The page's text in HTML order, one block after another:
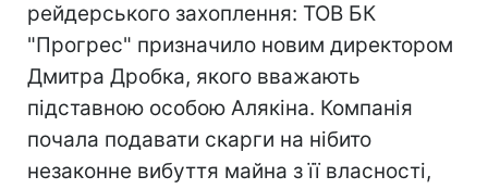
рейдерського захоплення: ТОВ БК
"Прогрес" призначило новим директором
Дмитра Дробка, якого вважають
підставною особою Алякіна. Компанія
почала подавати скарги на нібито
незаконне вибуття майна з її власності,